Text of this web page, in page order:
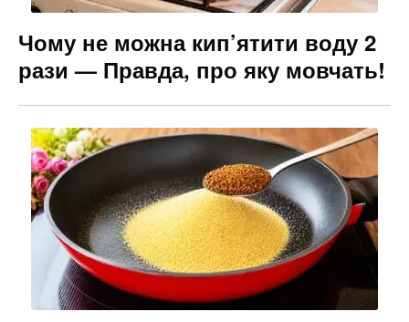
Чому не можна кип’ятити воду 2
рази — Правда, про яку мовчать!